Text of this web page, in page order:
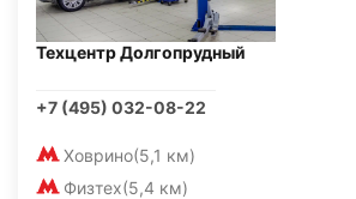
Техцентр Долгопрудный
+7 (495) 032-08-22
Ховрино(5,1 км)
Физтех(5,4 км)